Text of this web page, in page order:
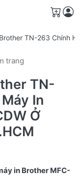
Giỏ
TN-263 Chính
trang
TN-
In
Ở
in Brother MFC-